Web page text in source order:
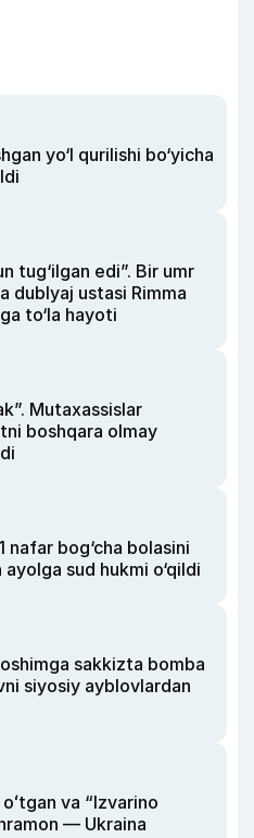
yo‘l qurilishi bo‘yicha
tug‘ilgan edi”. Bir umr
dublyaj ustasi Rimma
to‘la hayoti
Mutaxassislar
boshqara olmay
nafar bog‘cha bolasini
sud hukmi o‘qildi
sakkizta bomba
siyosiy ayblovlardan
va “Izvarino
— Ukraina